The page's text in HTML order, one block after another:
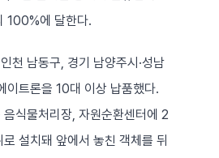
100%에 달한다.
천 남동구, 경기 남양주시·성남
이트론을 10대 이상 납품했다.
식물처리장, 자원순환센터에 2
설치돼 앞에서 놓친 객체를 뒤